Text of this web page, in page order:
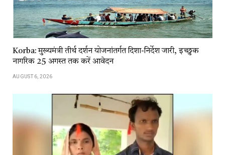
Korba: मुख्यमंत्री तीर्थ दर्शन योजनांतर्गत दिशा-निर्देश जारी, इच्छुक
नागरिक 25 अगस्त तक करें आवेदन
AUGUST 6, 2026